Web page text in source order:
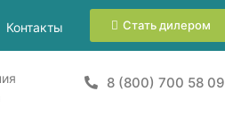
Контакты Стать дилером
8 (800) 700 58 09